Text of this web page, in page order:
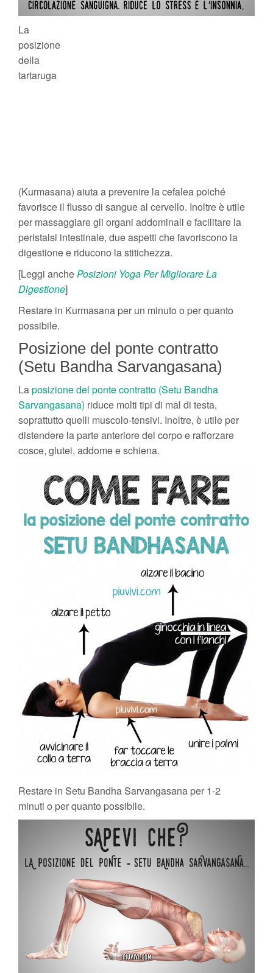
La
posizione
della
tartaruga
(Kurmasana) aiuta a prevenire la cefalea poiché
favorisce il flusso di sangue al cervello. Inoltre è utile
per massaggiare gli organi addominali e facilitare la
peristalsi intestinale, due aspetti che favoriscono la
digestione e riducono la stitichezza.
[Leggi anche Posizioni Yoga Per Migliorare La
Digestione]
Restare in Kurmasana per un minuto o per quanto
possibile.
Posizione del ponte contratto
(Setu Bandha Sarvangasana)
Laposizione del ponte contratto (Setu Bandha
Sarvangasana) riduce molti tipi di mal di testa,
soprattutto quelli muscolo-tensivi. Inoltre, è utile per
distendere la parte anteriore del corpo e rafforzare
cosce, glutei, addome e schiena.
Restare in Setu Bandha Sarvangasana per 1-2
minuti o per quanto possibile.